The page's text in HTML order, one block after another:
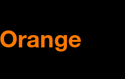
Orange